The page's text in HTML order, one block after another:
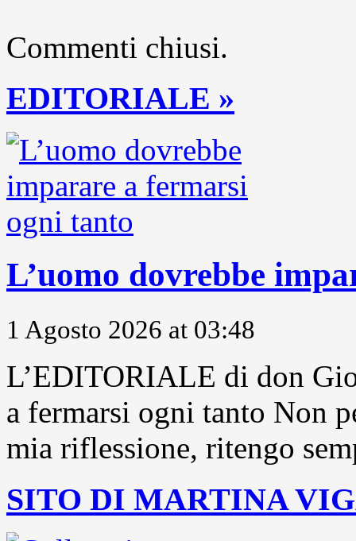
Commenti chiusi.
EDITORIALE »
L’uomo dovrebbe
1 Agosto 2026 at 03:48
L’EDITORIALE di don
a fermarsi ogni tanto Non
mia riflessione, ritengo
SITO DI MARTINA